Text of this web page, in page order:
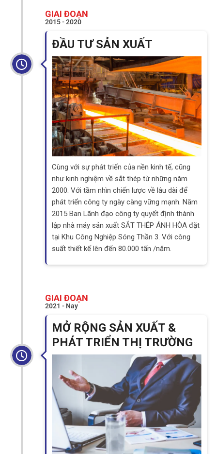
GIAI ĐOẠN
2015 - 2020
ĐẦU TƯ SẢN XUẤT
Cùng với sự phát triển của nền kinh tế, cũng
như kinh nghiệm về sắt thép từ những năm
2000. Với tầm nhìn chiến lược về lâu dài để
phát triển công ty ngày càng vững mạnh. Năm
2015 Ban Lãnh đạo công ty quyết định thành
lập nhà máy sản xuất SẮT THÉP ÁNH HÒA đặt
tại Khu Công Nghiệp Sóng Thần 3. Với công
suất thiết kế lên đến 80.000 tấn /năm.
GIAI ĐOẠN
2021 - Nay
MỞ RỘNG SẢN XUẤT &
PHÁT TRIỂN THỊ TRƯỜNG